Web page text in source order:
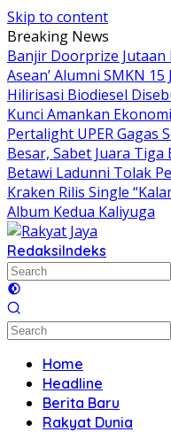
Skip to content
Breaking News
Banjir Doorprize Jutaan
Asean’ Alumni SMKN
Hilirisasi Biodiesel
Kunci Amankan
Pertalight UPER Gagas
Besar, Sabet Juara Tiga
Betawi Ladunni Tolak
Kraken Rilis Single
Album Kedua Kaliyuga
RedaksiIndeks
Home
Headline
Berita Baru
Rakyat Dunia